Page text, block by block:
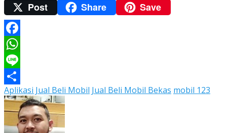
Post Share Save
Facebook
WhatsApp
Line
Share
Aplikasi Jual Beli Mobil Jual Beli Mobil Bekas mobil 123